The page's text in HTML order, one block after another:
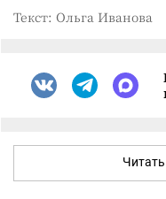
Текст: Ольга Иванова